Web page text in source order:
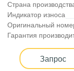
Страна
Индикатор износа
Оригинальный
Гарантия
Запрос